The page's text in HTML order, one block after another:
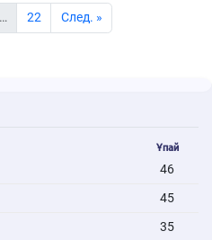
… 22 Cлед. »
Ұпай
46
45
35